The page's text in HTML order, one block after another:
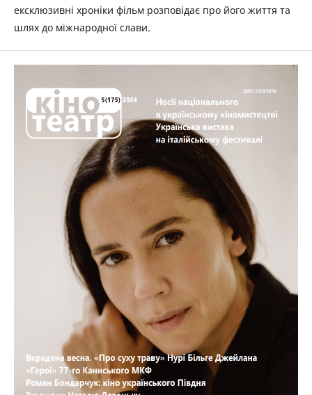
ексклюзивні хроніки фільм розповідає про його життя та
шлях до міжнародної слави.